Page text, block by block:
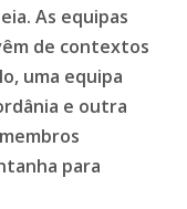
As equipas
de contextos
uma equipa
e outra
para